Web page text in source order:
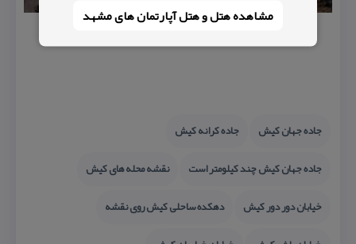
مشاهده هتل و هتل‌ آپارتمان های مشهد
جاده جهان كیش
جاده كرانه كیش
جاده جهان كیش چند كیلومتر است
نقشه محله های كیش
خیابان دور دور كیش
دهكده ساحلی كیش روی نقشه